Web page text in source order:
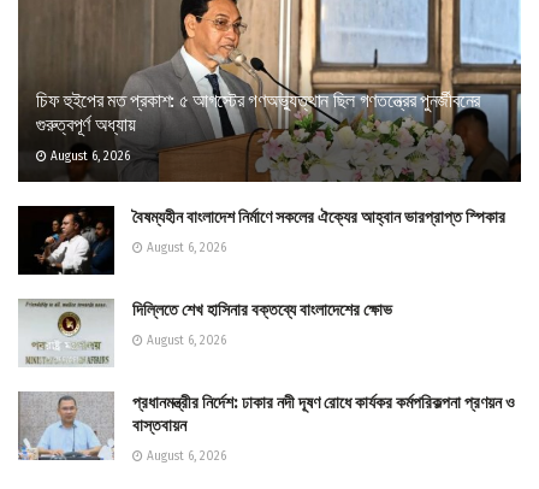
চিফ হুইপের মত প্রকাশ: ৫ আগস্টের গণঅভ্যুত্থান ছিল গণতন্ত্রের পুনর্জীবনের
গুরুত্বপূর্ণ অধ্যায়
August 6, 2026
বৈষম্যহীন বাংলাদেশ নির্মাণে সকলের ঐক্যের আহ্বান ভারপ্রাপ্ত স্পিকার
August 6, 2026
দিল্লিতে শেখ হাসিনার বক্তব্যে বাংলাদেশের ক্ষোভ
August 6, 2026
প্রধানমন্ত্রীর নির্দেশ: ঢাকার নদী দূষণ রোধে কার্যকর কর্মপরিকল্পনা প্রণয়ন ও
বাস্তবায়ন
August 6, 2026